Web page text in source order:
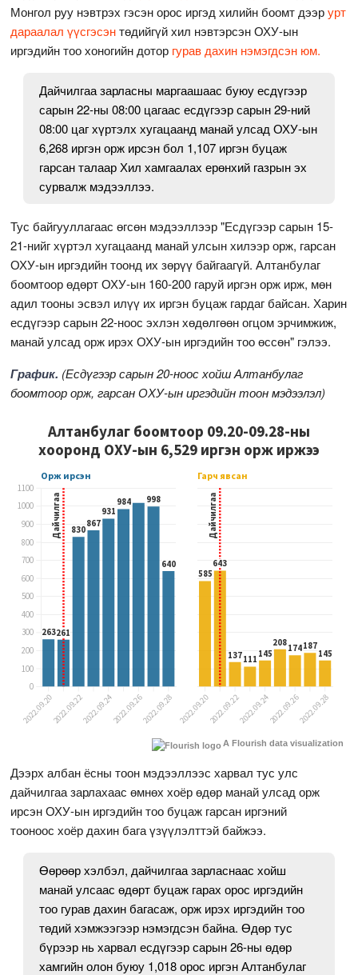
Монгол руу нэвтрэх гэсэн орос иргэд хилийн боомт дээрурт
дараалал үүсгэсэнтөдийгүй хил нэвтэрсэн ОХУ-ын
иргэдийн тоо хоногийн дотор гурав дахин нэмэгдсэн юм.
Дайчилгаа зарласны маргаашаас буюу есдүгээр
сарын 22-ны 08:00 цагаас есдүгээр сарын 29-ний
08:00 цаг хүртэлх хугацаанд манай улсад ОХУ-ын
6,268 иргэн орж ирсэн бол 1,107 иргэн буцаж
гарсан талаар Хил хамгаалах ерөнхий газрын эх
сурвалж мэдээллээ.
Тус байгууллагаас өгсөн мэдээллээр "Есдүгээр сарын 15-
21-нийг хүртэл хугацаанд манай улсын хилээр орж, гарсан
ОХУ-ын иргэдийн тоонд их зөрүү байгаагүй. Алтанбулаг
боомтоор өдөрт ОХУ-ын 160-200 гаруй иргэн орж ирж, мөн
адил тооны эсвэл илүү их иргэн буцаж гардаг байсан. Харин
есдүгээр сарын 22-ноос эхлэн хөдөлгөөн огцом эрчимжиж,
манай улсад орж ирэх ОХУ-ын иргэдийн тоо өссөн" гэлээ.
График. (Есдүгээр сарын 20-ноос хойш Алтанбулаг
боомтоор орж, гарсан ОХУ-ын иргэдийн тоон мэдээлэл)
A Flourish data visualization
Дээрх албан ёсны тоон мэдээллээс харвал тус улс
дайчилгаа зарлахаас өмнөх хоёр өдөр манай улсад орж
ирсэн ОХУ-ын иргэдийн тоо буцаж гарсан иргэний
тооноос хоёр дахин бага үзүүлэлттэй байжээ.
Өөрөөр хэлбэл, дайчилгаа зарласнаас хойш
манай улсаас өдөрт буцаж гарах орос иргэдийн
тоо гурав дахин багасаж, орж ирэх иргэдийн тоо
төдий хэмжээгээр нэмэгдсэн байна. Өдөр тус
бүрээр нь харвал есдүгээр сарын 26-ны өдөр
хамгийн олон буюу 1,018 орос иргэн Алтанбулаг